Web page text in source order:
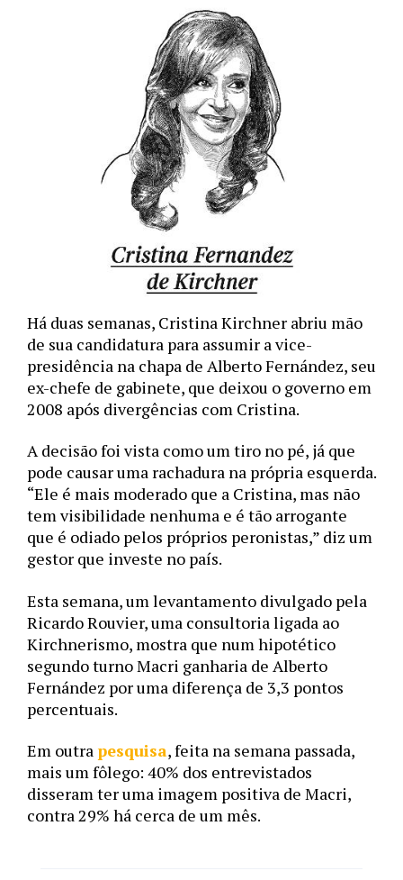
Há duas semanas, Cristina Kirchner abriu mão
de sua candidatura para assumir a vice-
presidência na chapa de Alberto Fernández, seu
ex-chefe de gabinete, que deixou o governo em
2008 após divergências com Cristina.
A decisão foi vista como um tiro no pé, já que
pode causar uma rachadura na própria esquerda.
“Ele é mais moderado que a Cristina, mas não
tem visibilidade nenhuma e é tão arrogante
que é odiado pelos próprios peronistas,” diz um
gestor que investe no país.
Esta semana, um levantamento divulgado pela
Ricardo Rouvier, uma consultoria ligada ao
Kirchnerismo, mostra que num hipotético
segundo turno Macri ganharia de Alberto
Fernández por uma diferença de 3,3 pontos
percentuais.
Em outra pesquisa, feita na semana passada,
mais um fôlego: 40% dos entrevistados
disseram ter uma imagem positiva de Macri,
contra 29% há cerca de um mês.